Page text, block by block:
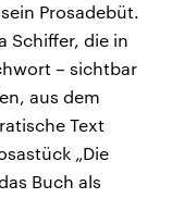
Prosadebüt.
Schiffer, die in
– sichtbar
aus dem
Text
„Die
Buch als